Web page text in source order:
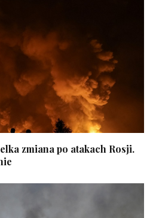
zmiana po atakach Rosji.